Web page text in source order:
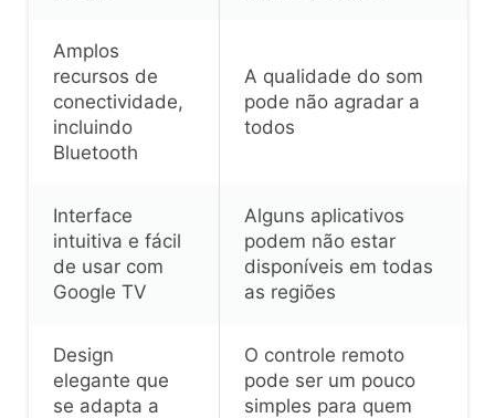
Amplos
recursos de
conectividade,
incluindo
Bluetooth
A qualidade do som
pode não agradar a
todos
Interface
intuitiva e fácil
de usar com
Google TV
Alguns aplicativos
podem não estar
disponíveis em todas
as regiões
Design
elegante que
se adapta a
O controle remoto
pode ser um pouco
simples para quem